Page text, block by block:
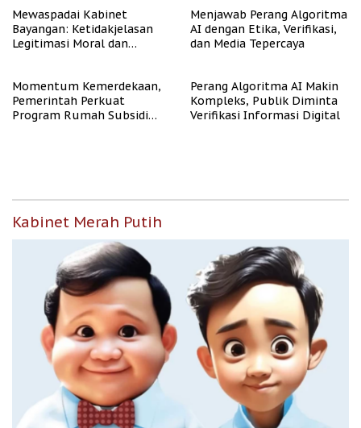
Mewaspadai Kabinet
Bayangan: Ketidakjelasan
Legitimasi Moral dan
Menjawab Perang Algoritma
AI dengan Etika, Verifikasi,
dan Media Tepercaya
Momentum Kemerdekaan,
Pemerintah Perkuat
Program Rumah Subsidi
Perang Algoritma AI Makin
Kompleks, Publik Diminta
Verifikasi Informasi Digital
Kabinet Merah Putih